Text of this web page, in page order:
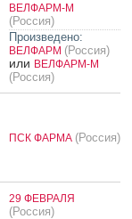
ВЕЛФАРМ-М
(Россия)
Произведено:
ВЕЛФАРМ (Россия)
или ВЕЛФАРМ-М
(Россия)
ПСК ФАРМА (Россия)
29 ФЕВРАЛЯ
(Россия)